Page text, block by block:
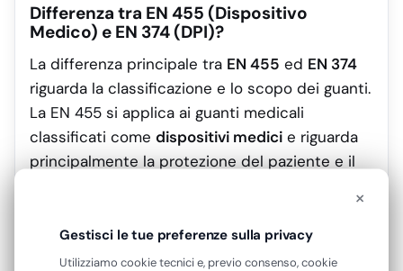
Differenza tra EN 455 (Dispositivo
Medico) e EN 374 (DPI)?
La differenza principale tra EN 455 ed EN 374
riguarda la classificazione e lo scopo dei guanti.
La EN 455 si applica ai guanti medicali
classificati come dispositivi medici e riguarda
principalmente la protezione del paziente e il
classificati come Dispositivi di Protezione
Individuale (DPI)e valuta la resistenza del
×
Gestisci le tue preferenze sulla privacy
Utilizziamo cookie tecnici e, previo consenso, cookie